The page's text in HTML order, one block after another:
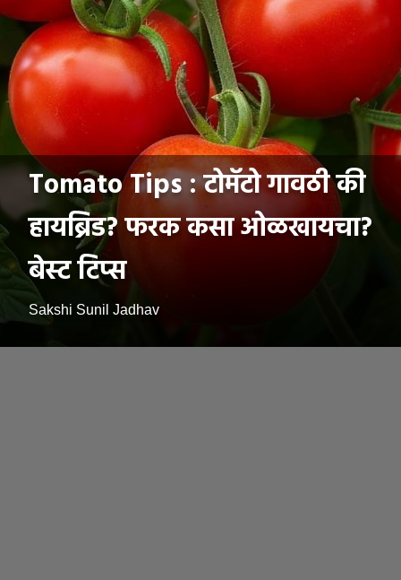
Tomato Tips : टोमॅटो गावठी की
हायब्रिड? फरक कसा ओळखायचा?
बेस्ट टिप्स
Sakshi Sunil Jadhav